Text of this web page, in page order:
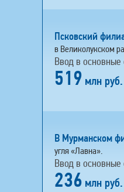
Псковский
в Великолукском
Ввод в
519 млн руб.
В Мурманском
угля «Лавна».
Ввод в
236 млн руб.